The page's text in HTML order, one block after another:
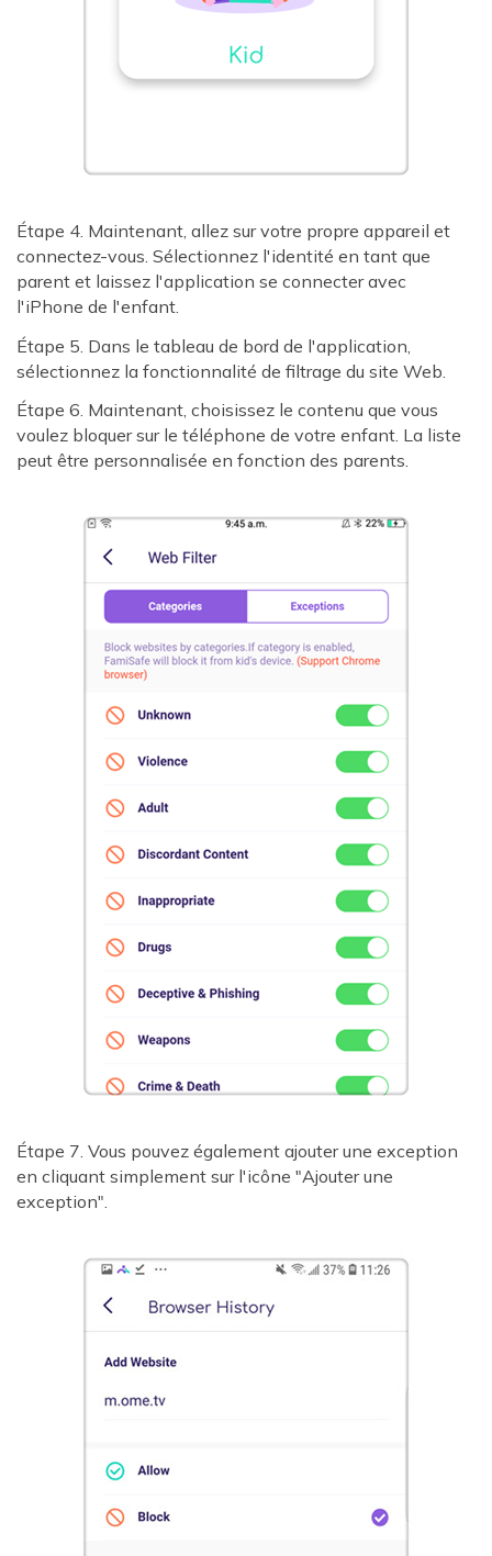
Étape 4. Maintenant, allez sur votre propre appareil et
connectez-vous. Sélectionnez l'identité en tant que
parent et laissez l'application se connecter avec
l'iPhone de l'enfant.
Étape 5. Dans le tableau de bord de l'application,
sélectionnez la fonctionnalité de filtrage du site Web.
Étape 6. Maintenant, choisissez le contenu que vous
voulez bloquer sur le téléphone de votre enfant. La liste
peut être personnalisée en fonction des parents.
Étape 7. Vous pouvez également ajouter une exception
en cliquant simplement sur l'icône "Ajouter une
exception".